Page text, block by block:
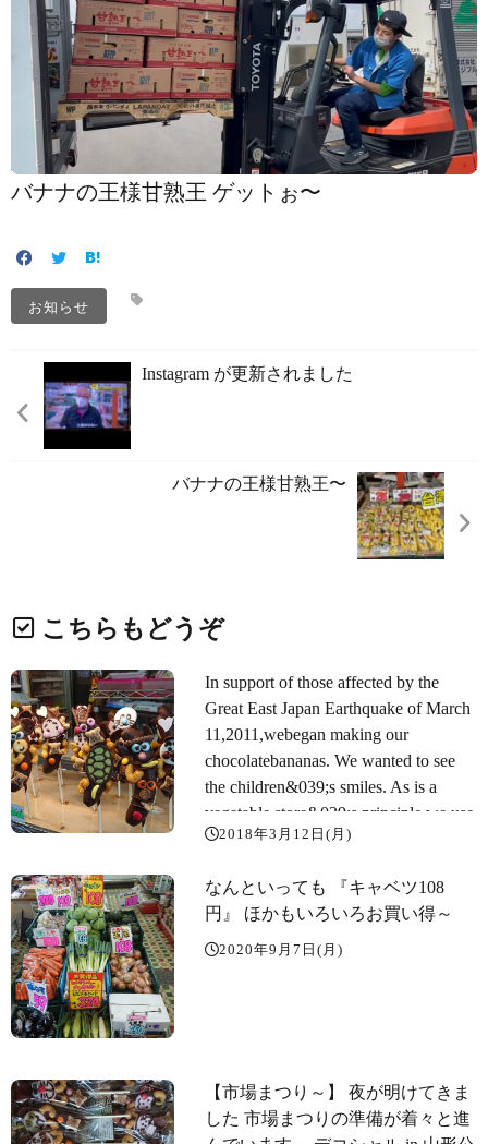
バナナの王様️甘熟王 ゲットぉ〜️
お知らせ
Instagram が更新されました
バナナの王様️甘熟王〜
こちらもどうぞ
In support of those affected by the
Great East Japan Earthquake of March
11,2011,webegan making our
chocolatebananas. We wanted to see
the children&039;s smiles. As is a
vegetable store&039;s principle,we use
high quality bananas.Combining the
chokolate bananas"we named these
bananas"デコシャル" We make them
for the smiles of all. banana ちょこば
2018年3月12日(月)
なんといっても 『キャベツ108
円️』 ほかもいろいろお買い得～️
2020年9月7日(月)
【市場まつり～️】 夜が明けてきま
した 市場まつりの準備が着々と進